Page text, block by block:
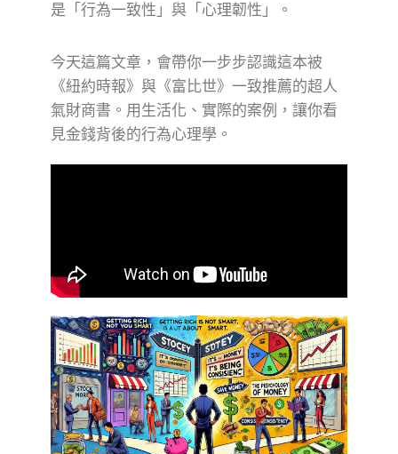
是「行為一致性」與「心理韌性」。
今天這篇文章，會帶你一步步認識這本被
《紐約時報》與《富比世》一致推薦的超人
氣財商書。用生活化、實際的案例，讓你看
見金錢背後的行為心理學。